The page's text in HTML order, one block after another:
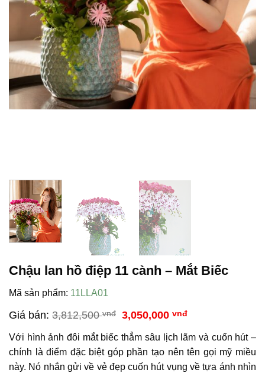
Chậu lan hồ điệp 11 cành – Mắt Biếc
Mã sản phẩm: 11LLA01
Giá bán: 3,812,500vnđ
Giá
là:
3,812,500 vnđ.
3,050,000vnđGiá
tại
là:
3,050,000 vnđ.
Với hình ảnh đôi mắt biếc thẳm sâu lịch lãm và cuốn hút –
chính là điểm đặc biệt góp phần tạo nên tên gọi mỹ miều
này. Nó nhắn gửi về vẻ đẹp cuốn hút vụng về tựa ánh nhìn